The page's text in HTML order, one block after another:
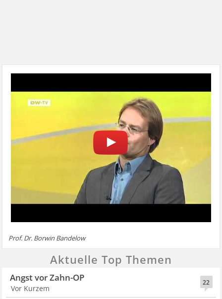
Prof. Dr. Borwin Bandelow
Aktuelle Top Themen
22
Angst vor Zahn-OP
Vor Kurzem